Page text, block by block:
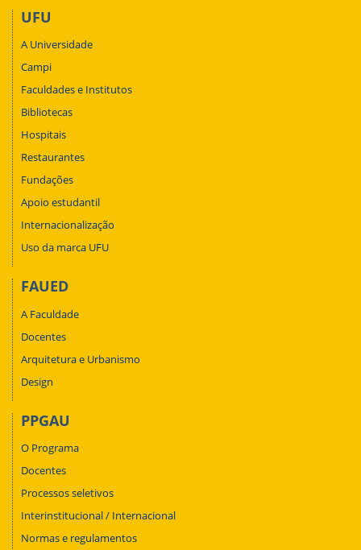
UFU
A Universidade
Campi
Faculdades e Institutos
Bibliotecas
Hospitais
Restaurantes
Fundações
Apoio estudantil
Internacionalização
Uso da marca UFU
FAUED
A Faculdade
Docentes
Arquitetura e Urbanismo
Design
PPGAU
O Programa
Docentes
Processos seletivos
Interinstitucional / Internacional
Normas e regulamentos